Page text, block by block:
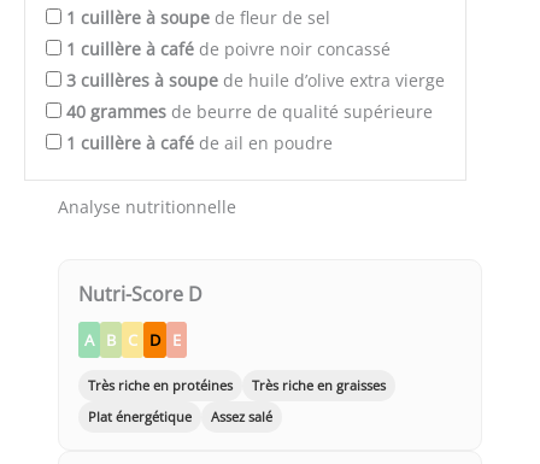
1 cuillère à soupe de fleur de sel
1 cuillère à café de poivre noir concassé
3 cuillères à soupe de huile d’olive extra vierge
40 grammes de beurre de qualité supérieure
1 cuillère à café de ail en poudre
Analyse nutritionnelle
Nutri-Score D
A B C D E
Très riche en protéines
Très riche en graisses
Plat énergétique
Assez salé